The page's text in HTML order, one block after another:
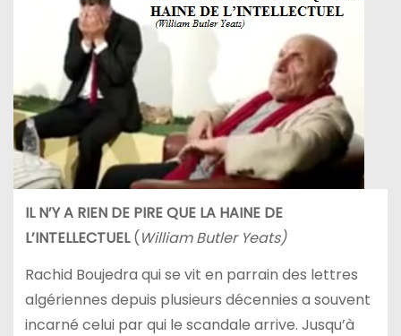
IL N’Y A RIEN DE PIRE QUE LA HAINE DE
L’INTELLECTUEL(William Butler Yeats)
Rachid Boujedra qui se vit en parrain des lettres
algériennes depuis plusieurs décennies a souvent
incarné celui par qui le scandale arrive. Jusqu’à